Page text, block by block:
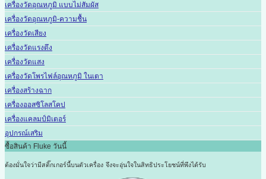
เครื่องวัดอุณหภูมิ แบบไม่สัมผัส
เครื่องวัดอุณหภูมิ-ความชื้น
เครื่องวัดเสียง
เครื่องวัดแรงดึง
เครื่องวัดแสง
เครื่องวัดโพรไฟล์อุณหภูมิ ในเตา
เครื่องสร้างฉาก
เครื่องออสซิโลสโคป
เครื่องแคลมป์มิเตอร์
อุปกรณ์เสริม
ซื้อสินค้า Fluke วันนี้
ต้องมั่นใจว่ามีสติ๊กเกอร์นี้บนตัวเครื่อง จึงจะอุ่นใจในสิทธิประโยชน์ที่พึงได้รับ